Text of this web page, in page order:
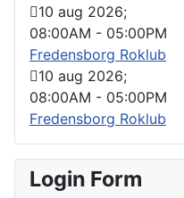
10 aug 2026;
08:00AM - 05:00PM
Fredensborg Roklub
10 aug 2026;
08:00AM - 05:00PM
Fredensborg Roklub
Login Form